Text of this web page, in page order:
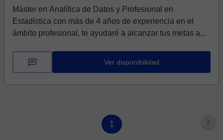
Máster en Analítica de Datos y Profesional en
Estadística con más de 4 años de experiencia en el
ámbito profesional, te ayudaré a alcanzar tus metas a...
Ver disponibilidad
1